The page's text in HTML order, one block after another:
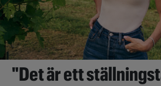
"Det är ett